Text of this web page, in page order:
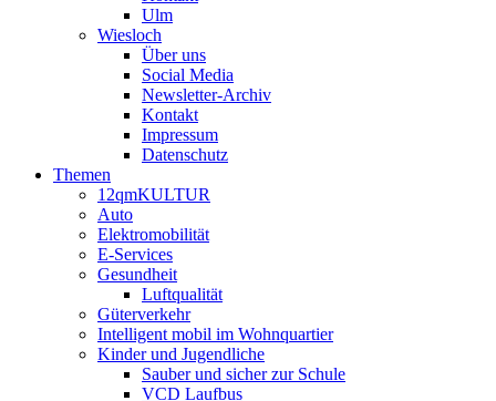
Ulm
Wiesloch
Über uns
Social Media
Newsletter-Archiv
Kontakt
Impressum
Datenschutz
Themen
12qmKULTUR
Auto
Elektromobilität
E-Services
Gesundheit
Luftqualität
Güterverkehr
Intelligent mobil im Wohnquartier
Kinder und Jugendliche
Sauber und sicher zur Schule
VCD Laufbus